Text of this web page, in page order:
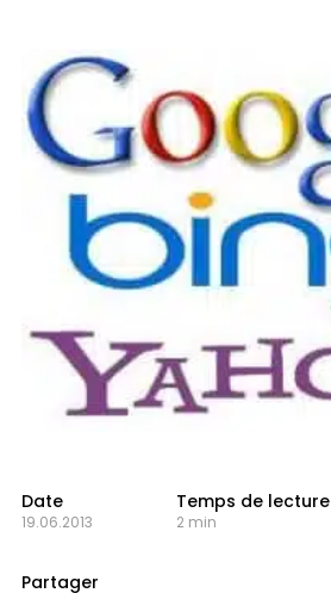
Date
19.06.2013
Temps de lecture
2 min
Partager